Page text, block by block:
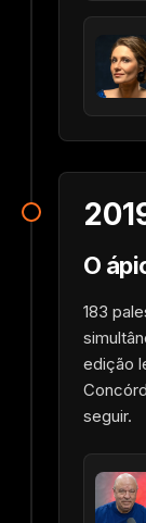
O
183
edição
seguir.